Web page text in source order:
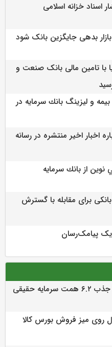
اسناد خزانه اسلامی
بدهی جایگزین بانک شود
با تامین مالی بانک صنعت و
و ليزينگ بانك سرمايه در
اخبار اخیر منتشره در رسانه
نوين از بانك سرمايه
برای مقابله با گسترش
پیامک‌رسان
حقیقی
روی میز فروش بورس کالا